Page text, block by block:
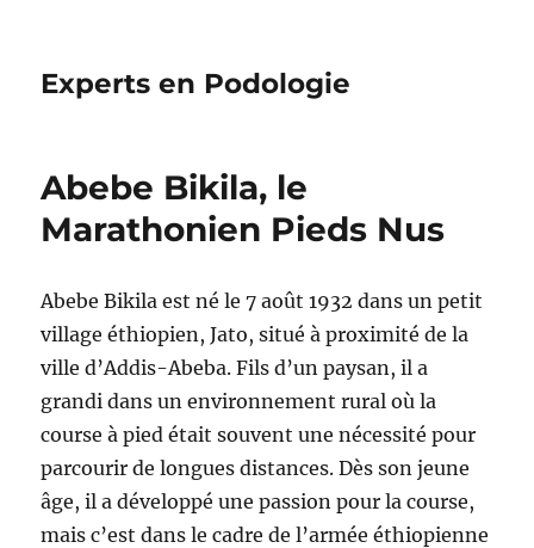
Experts en Podologie
Abebe Bikila, le
Marathonien Pieds Nus
Abebe Bikila est né le 7 août 1932 dans un petit
village éthiopien, Jato, situé à proximité de la
ville d’Addis-Abeba. Fils d’un paysan, il a
grandi dans un environnement rural où la
course à pied était souvent une nécessité pour
parcourir de longues distances. Dès son jeune
âge, il a développé une passion pour la course,
mais c’est dans le cadre de l’armée éthiopienne